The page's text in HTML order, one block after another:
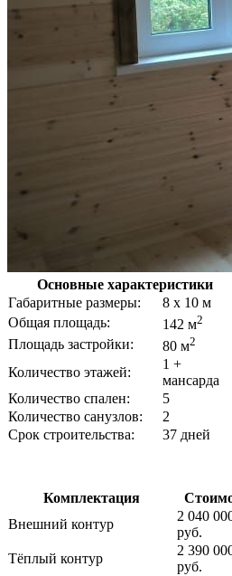
Основные характеристики
Габаритные размеры:
8 х 10 м
Общая площадь:
142 м2
Площадь застройки: 80 м2
Количество этажей:
1 +
мансарда
Количество спален:
5
Количество санузлов:
2
Срок строительства:
37 дней
Комплектация
Внешний контур
2 040
руб.
Тёплый контур
2 390
руб.